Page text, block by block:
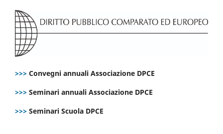
>>> Convegni annuali Associazione DPCE
>>> Seminari annuali Associazione DPCE
>>> Seminari Scuola DPCE